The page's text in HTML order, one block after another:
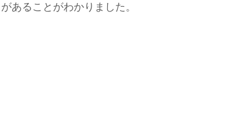
があることがわかりました。